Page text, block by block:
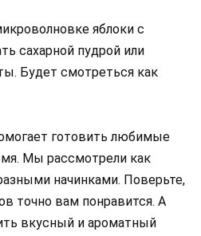
яблоки с
сахарной пудрой или
Будет смотреться как
готовить любимые
Мы рассмотрели как
начинками. Поверьте,
точно вам понравится. А
вкусный и ароматный